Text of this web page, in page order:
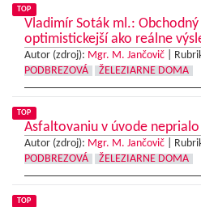
TOP
Vladimír Soták ml.:
optimistickejší ako reálne
Autor (zdroj): Mgr. M. Jančovič
PODBREZOVÁ
ŽELEZIARNE DOMA
TOP
Asfaltovaniu v úvode
Autor (zdroj): Mgr. M. Jančovič
PODBREZOVÁ
ŽELEZIARNE DOMA
TOP